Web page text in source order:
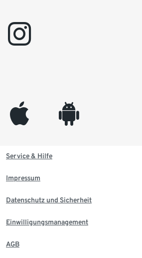
instagram
appleinc android
Service & Hilfe
Impressum
Datenschutz und Sicherheit
Einwilligungsmanagement
AGB